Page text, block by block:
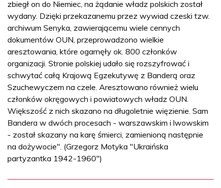
zbiegł on do Niemiec, na żądanie władz polskich został
wydany. Dzięki przekazanemu przez wywiad czeski tzw.
archiwum Senyka, zawierającemu wiele cennych
dokumentów OUN, przeprowadzono wielkie
aresztowania, które ogarnęły ok. 800 członków
organizacji. Stronie polskiej udało się rozszyfrować i
schwytać całą Krajową Egzekutywę z Banderą oraz
Szuchewyczem na czele. Aresztowano również wielu
członków okręgowych i powiatowych władz OUN.
Większość z nich skazano na długoletnie więzienie. Sam
Bandera w dwóch procesach - warszawskim i lwowskim
- został skazany na karę śmierci, zamienioną następnie
na dożywocie". (Grzegorz Motyka "Ukraińska
partyzantka 1942-1960")